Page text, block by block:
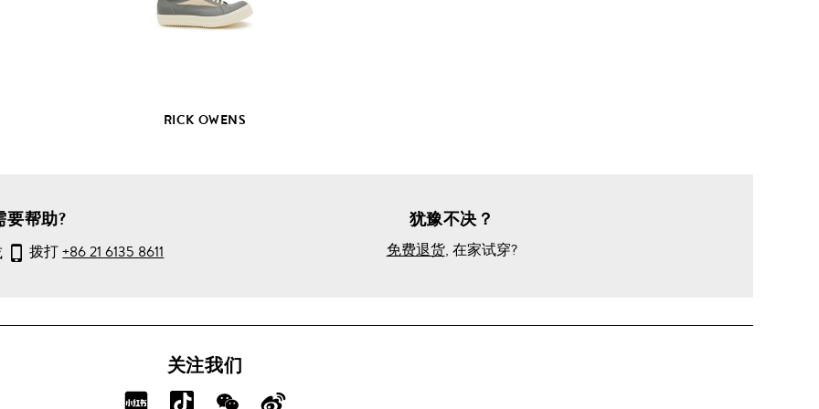
RICK OWENS
产
品
要帮助?
拨打+86 21 6135 8611
犹豫不决？
免费退货, 在家试穿?
关注我们